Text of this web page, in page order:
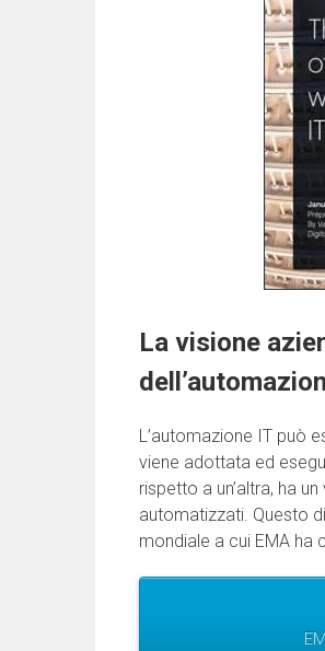
La visione
L’automazione IT può
viene adottata ed
rispetto a un’altra, ha
automatizzati. Questo
mondiale a cui EMA ha